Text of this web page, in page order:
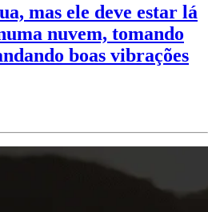
mas ele deve estar lá
nuvem, tomando
boas vibrações